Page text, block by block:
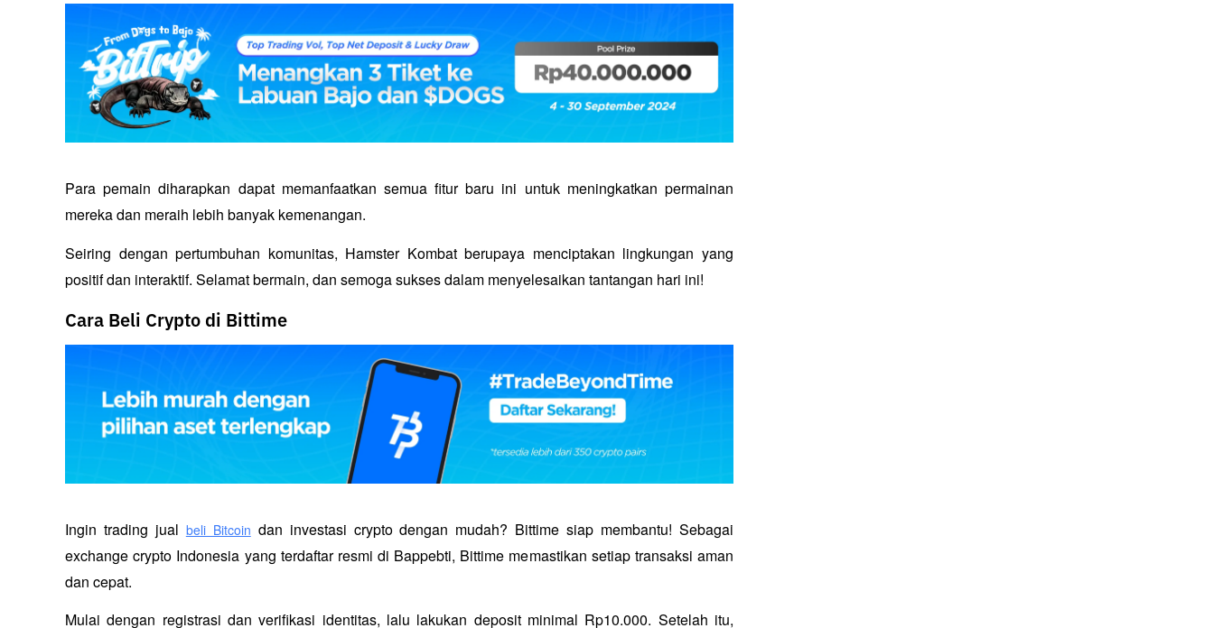
Para pemain diharapkan dapat memanfaatkan semua fitur baru ini untuk meningkatkan permainan
mereka dan meraih lebih banyak kemenangan.
Seiring dengan pertumbuhan komunitas, Hamster Kombat berupaya menciptakan lingkungan yang
positif dan interaktif. Selamat bermain, dan semoga sukses dalam menyelesaikan tantangan hari ini!
Cara Beli Crypto di Bittime
Ingin trading jual beli Bitcoin dan investasi crypto dengan mudah? Bittime siap membantu! Sebagai
exchange crypto Indonesia yang terdaftar resmi di Bappebti, Bittime memastikan setiap transaksi aman
dan cepat.
Mulai dengan registrasi dan verifikasi identitas, lalu lakukan deposit minimal Rp10.000. Setelah itu,